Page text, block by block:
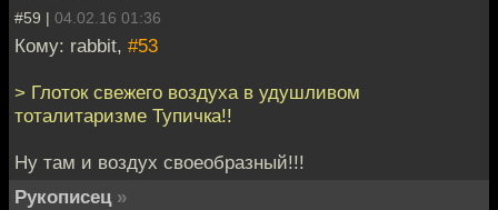
#59 | 04.02.16 01:36
Кому: rabbit, #53
> Глоток свежего воздуха в удушливом
тоталитаризме Тупичка!!
Ну там и воздух своеобразный!!!
Рукописец »